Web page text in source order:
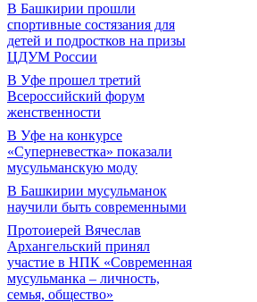
В Башкирии прошли
спортивные состязания для
детей и подростков на призы
ЦДУМ России
В Уфе прошел третий
Всероссийский форум
женственности
В Уфе на конкурсе
«Суперневестка» показали
мусульманскую моду
В Башкирии мусульманок
научили быть современными
Протоиерей Вячеслав
Архангельский принял
участие в НПК «Современная
мусульманка – личность,
семья, общество»